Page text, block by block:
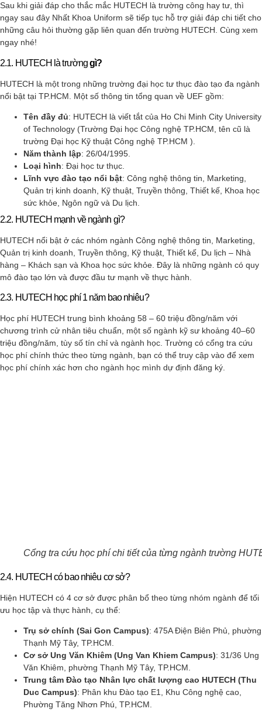
Sau khi giải đáp cho thắc mắc HUTECH là trường công hay tư, thì
ngay sau đây Nhất Khoa Uniform sẽ tiếp tục hỗ trợ giải đáp chi tiết cho
những câu hỏi thường gặp liên quan đến trường HUTECH. Cùng xem
ngay nhé!
2.1. HUTECH là trườnggì?
HUTECH là một trong những trường đại học tư thục đào tạo đa ngành
nổi bật tại TP.HCM. Một số thông tin tổng quan về UEF gồm:
Tên đầy đủ: HUTECH là viết tắt của Ho Chi Minh City University
of Technology (Trường Đại học Công nghệ TP.HCM, tên cũ là
trường Đại học Kỹ thuật Công nghệ TP.HCM ).
Năm thành lập: 26/04/1995.
Loại hình: Đại học tư thục.
Lĩnh vực đào tạo nổi bật: Công nghệ thông tin, Marketing,
Quản trị kinh doanh, Kỹ thuật, Truyền thông, Thiết kế, Khoa học
sức khỏe, Ngôn ngữ và Du lịch.
2.2. HUTECH mạnh về ngành gì?
HUTECH nổi bật ở các nhóm ngành Công nghệ thông tin, Marketing,
Quản trị kinh doanh, Truyền thông, Kỹ thuật, Thiết kế, Du lịch – Nhà
hàng – Khách sạn và Khoa học sức khỏe. Đây là những ngành có quy
mô đào tạo lớn và được đầu tư mạnh về thực hành.
2.3. HUTECH học phí 1 năm bao nhiêu?
Học phí HUTECH trung bình khoảng 58 – 60 triệu đồng/năm với
chương trình cử nhân tiêu chuẩn, một số ngành kỹ sư khoảng 40–60
triệu đồng/năm, tùy số tín chỉ và ngành học. Trường có cổng tra cứu
học phí chính thức theo từng ngành, bạn có thể truy cập vào để xem
học phí chính xác hơn cho ngành học mình dự định đăng ký.
Cổng tra cứu học phí chi tiết của từng ngành trường
2.4. HUTECH có bao nhiêu cơ sở?
Hiện HUTECH có 4 cơ sở được phân bổ theo từng nhóm ngành để tối
ưu học tập và thực hành, cụ thể:
Trụ sở chính (Sai Gon Campus): 475A Điện Biên Phủ, phường
Thạnh Mỹ Tây, TP.HCM.
Cơ sở Ung Văn Khiêm (Ung Van Khiem Campus): 31/36 Ung
Văn Khiêm, phường Thạnh Mỹ Tây, TP.HCM.
Trung tâm Đào tạo Nhân lực chất lượng cao HUTECH (Thu
Duc Campus): Phân khu Đào tạo E1, Khu Công nghệ cao,
Phường Tăng Nhơn Phú, TP.HCM.